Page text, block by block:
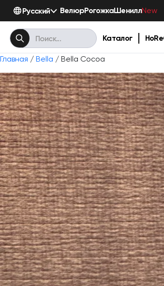
Русский ВелюрРогожкаШениллNew
Каталог
Главная / Bella / Bella Cocoa